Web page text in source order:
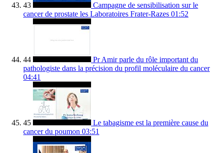
43
Campagne de sensibilisation sur le
cancer de prostate les Laboratoires Frater-Razes 01:52
44
Pr Amir parle du rôle important du
pathologiste dans la précision du profil moléculaire du cancer
04:41
45
Le tabagisme est la première cause du
cancer du poumon 03:51